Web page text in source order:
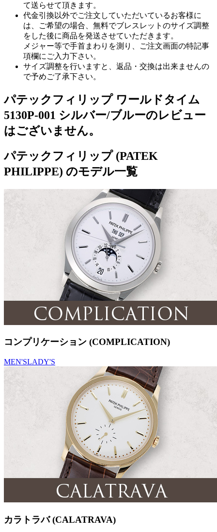
て送らせて頂きます。
代金引換以外でご注文していただいているお客様に
は、ご希望の場合、無料でブレスレットのサイズ調整
をした後に商品を発送させていただきます。
メジャー等で手首まわりを測り、ご注文画面の特記事
項欄にご入力下さい。
サイズ調整を行いますと、返品・交換は出来ませんの
で予めご了承下さい。
パテックフィリップ ワールドタイム
5130P-001 シルバー/ブルーのレビュー
はございません。
パテックフィリップ (PATEK
PHILIPPE) のモデル一覧
コンプリケーション (COMPLICATION)
MEN'SLADY'S
カラトラバ (CALATRAVA)